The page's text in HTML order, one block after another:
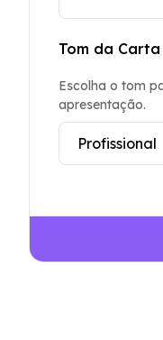
Tom da Carta
Escolha o tom
apresentação.